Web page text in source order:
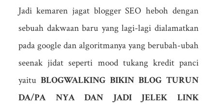
Jadi kemaren jagat blogger SEO heboh dengan
sebuah dakwaan baru yang lagi-lagi dialamatkan
pada google dan algoritmanya yang berubah-ubah
seenak jidat seperti mood tukang kredit panci
yaitu BLOGWALKING BIKIN BLOG TURUN
DA/PA NYA DAN JADI JELEK LINK